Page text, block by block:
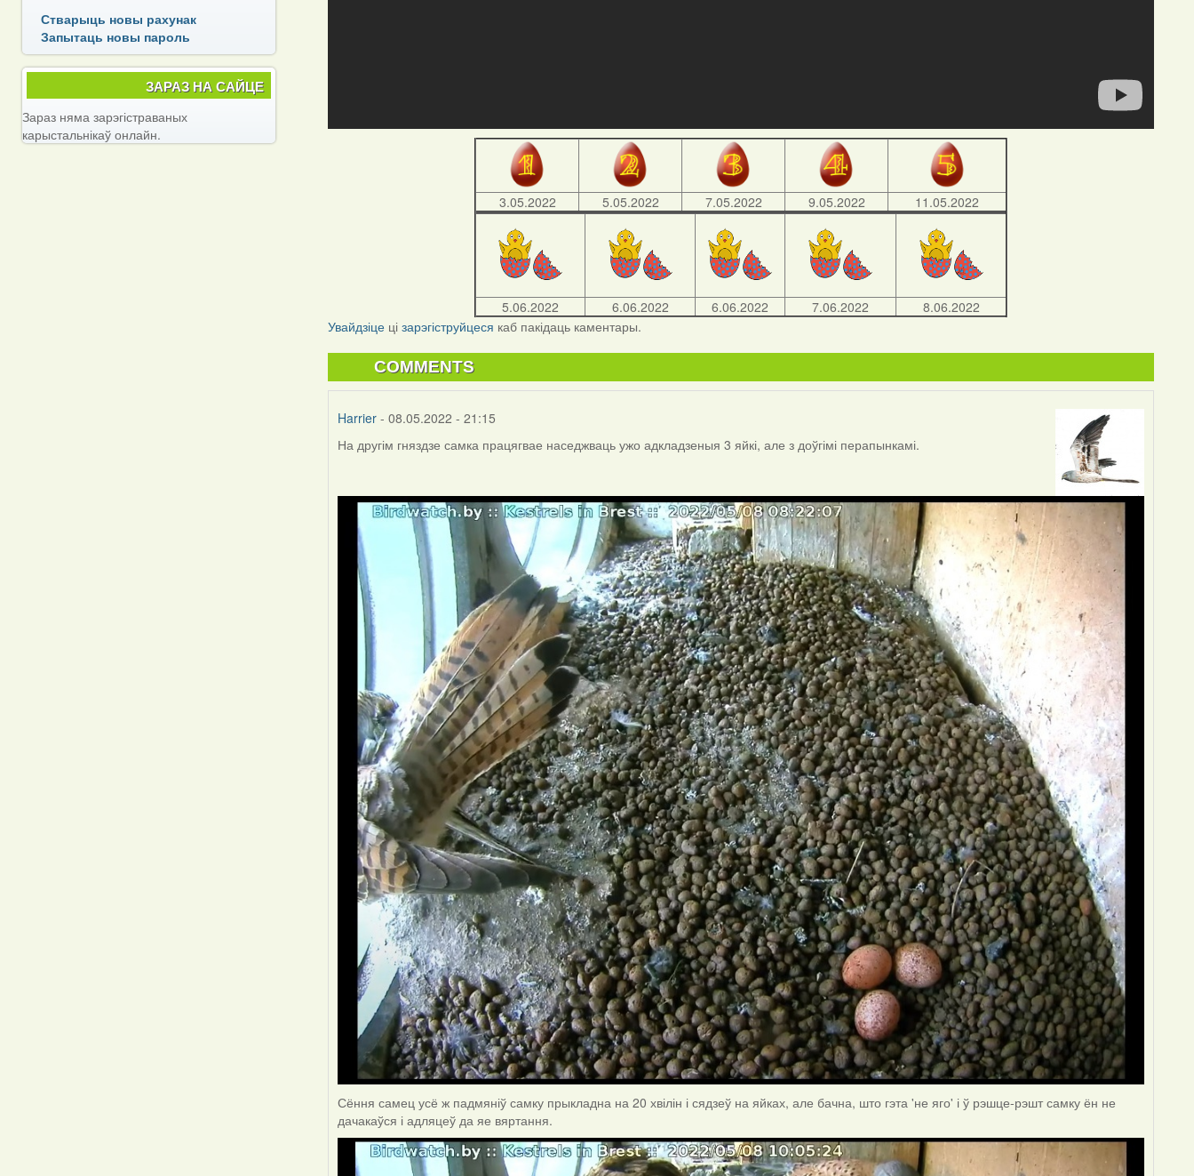
3.05.2022 5.05.2022 7.05.2022 9.05.2022 11.05.2022
5.06.2022 6.06.2022 6.06.2022 7.06.2022
8.06.2022
Увайдзіце цізарэгіструйцеся каб пакідаць каментары.
COMMENTS
Harrier - 08.05.2022 - 21:15
На другім гняздзе самка працягвае наседжваць ужо адкладзеныя 3 яйкі, але з доўгімі перапынкамі.
Сёння самец усё ж падмяніў самку прыкладна на 20 хвілін і сядзеў на яйках, але бачна, што гэта 'не яго' і ў рэшце-рэшт самку ён не
дачакаўся і адляцеў да яе вяртання.
Стварыць новы рахунак
Запытаць новы пароль
ЗАРАЗ НА САЙЦЕ
Зараз няма зарэгістраваных
карыстальнікаў онлайн.